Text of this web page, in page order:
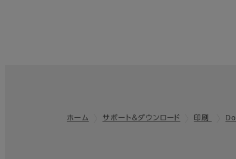
ホーム サポート＆ダウンロード 印刷